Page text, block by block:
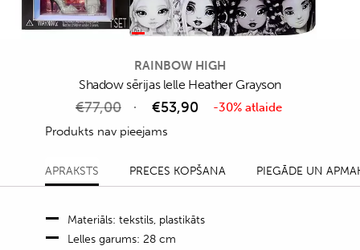
RAINBOW HIGH
Shadow sērijas lelle Heather Grayson
€77,00 €53,90
-30% atlaide
Produkts nav pieejams
APRAKSTS PRECES KOPŠANA PIEGĀDE UN
Materiāls: tekstils, plastikāts
Lelles garums: 28 cm